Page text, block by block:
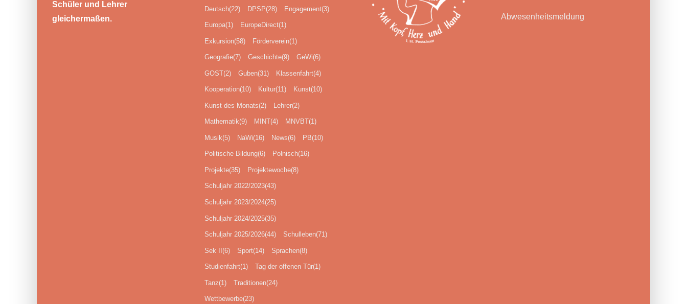
Schüler und Lehrer
gleichermaßen.
Deutsch(22) DPSP(28) Engagement(3)
Europa(1) EuropeDirect(1)
Exkursion(58) Förderverein(1)
Geografie(7) Geschichte(9) GeWi(6)
GOST(2) Guben(31) Klassenfahrt(4)
Kooperation(10) Kultur(11) Kunst(10)
Kunst des Monats(2) Lehrer(2)
Mathematik(9) MINT(4) MNVBT(1)
Musik(5) NaWi(16) News(6) PB(10)
Politische Bildung(6) Polnisch(16)
Projekte(35) Projektewoche(8)
Schuljahr 2022/2023(43)
Schuljahr 2023/2024(25)
Schuljahr 2024/2025(35)
Schuljahr 2025/2026(44) Schulleben(71)
Sek II(6) Sport(14) Sprachen(8)
Studienfahrt(1) Tag der offenen Tür(1)
Tanz(1) Traditionen(24)
Wettbewerbe(23)
Abwesenheitsmeldung